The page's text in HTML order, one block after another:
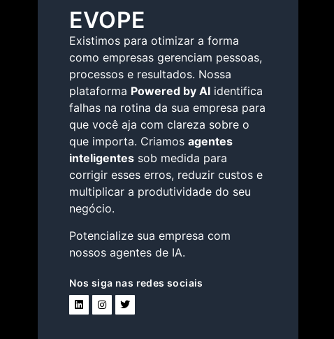
EVOPE
Existimos para otimizar a forma
como empresas gerenciam pessoas,
processos e resultados. Nossa
plataforma Powered by AI identifica
falhas na rotina da sua empresa para
que você aja com clareza sobre o
que importa. Criamosagentes
inteligentes sob medida para
corrigir esses erros, reduzir custos e
multiplicar a produtividade do seu
negócio.
Potencialize sua empresa com
nossos agentes de IA.
Nos siga nas redes sociais